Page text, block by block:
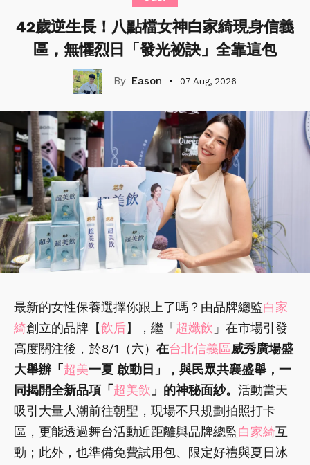
42歲逆生長！八點檔女神白家綺現身信義
區，無懼烈日「發光祕訣」全靠這包
Eason 07 Aug, 2026
最新的女性保養選擇你跟上了嗎？由品牌總監白家
綺創立的品牌【飲后】，繼「 超孅飲 」在市場引發
高度關注後，於8/1（六） 在台北信義區威秀廣場盛
大舉辦「 超美一夏 啟動日」，與民眾共襄盛舉，一
同揭開全新品項「 超美飲 」的神秘面紗。 活動當天
吸引大量人潮前往朝聖，現場不只規劃拍照打卡
區，更能透過舞台活動近距離與品牌總監白家綺互
動；此外，也準備免費試用包、限定好禮與夏日冰